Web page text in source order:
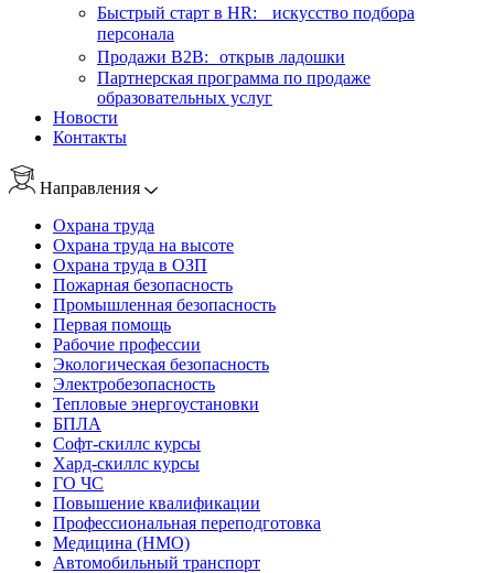
Быстрый старт в HR: искусство подбора
персонала
Продажи B2B: открыв ладошки
Партнерская программа по продаже
образовательных услуг
Новости
Контакты
Направления
Охрана труда
Охрана труда на высоте
Охрана труда в ОЗП
Пожарная безопасность
Промышленная безопасность
Первая помощь
Рабочие профессии
Экологическая безопасность
Электробезопасность
Тепловые энергоустановки
БПЛА
Софт-скиллс курсы
Хард-скиллс курсы
ГО ЧС
Повышение квалификации
Профессиональная переподготовка
Медицина (НМО)
Автомобильный транспорт